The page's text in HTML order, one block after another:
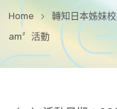
Home
轉知日本姊妹
am〞活動